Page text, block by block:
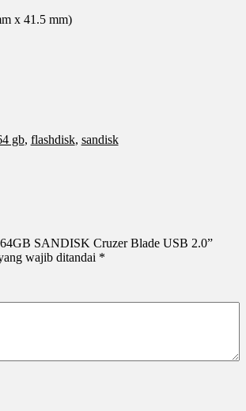
x 41.5 mm)
gb, flashdisk, sandisk
64GB SANDISK Cruzer Blade USB 2.0”
wajib ditandai *